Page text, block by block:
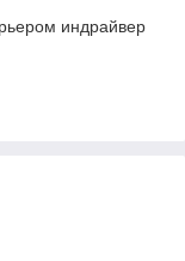
индрайвер